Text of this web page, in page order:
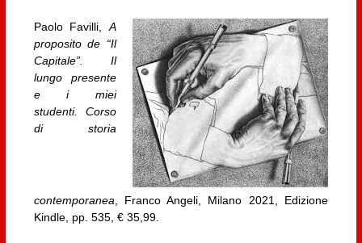
Paolo Favilli,A
proposito de “Il
Capitale”. Il
lungo presente
e i miei
studenti. Corso
di storia
contemporanea , Franco Angeli, Milano 2021, Edizione
Kindle, pp. 535, € 35,99.